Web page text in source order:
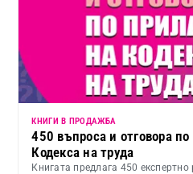
КНИГИ В ПРОДАЖБА
450 въпроса и отговора
Кодекса на труда
Книгата предлага 450